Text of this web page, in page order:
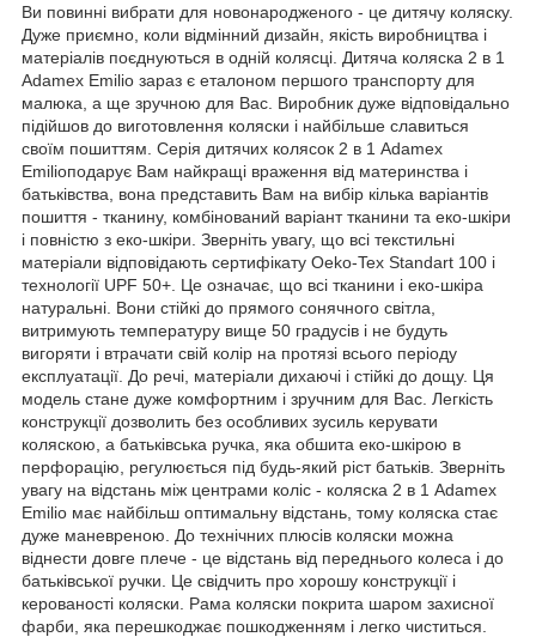
Ви повинні вибрати для новонародженого - це дитячу коляску.
Дуже приємно, коли відмінний дизайн, якість виробництва і
матеріалів поєднуються в одній колясці. Дитяча коляска 2 в 1
Adamex Emilio зараз є еталоном першого транспорту для
малюка, а ще зручною для Вас. Виробник дуже відповідально
підійшов до виготовлення коляски і найбільше славиться
своїм пошиттям. Серія дитячих колясок 2 в 1 Adamex
Emilioподарує Вам найкращі враження від материнства і
батьківства, вона представить Вам на вибір кілька варіантів
пошиття - тканину, комбінований варіант тканини та еко-шкіри
і повністю з еко-шкіри. Зверніть увагу, що всі текстильні
матеріали відповідають сертифікату Oeko-Tex Standart 100 і
технології UPF 50+. Це означає, що всі тканини і еко-шкіра
натуральні. Вони стійкі до прямого сонячного світла,
витримують температуру вище 50 градусів і не будуть
вигоряти і втрачати свій колір на протязі всього періоду
експлуатації. До речі, матеріали дихаючі і стійкі до дощу. Ця
модель стане дуже комфортним і зручним для Вас. Легкість
конструкції дозволить без особливих зусиль керувати
коляскою, а батьківська ручка, яка обшита еко-шкірою в
перфорацію, регулюється під будь-який ріст батьків. Зверніть
увагу на відстань між центрами коліс - коляска 2 в 1 Adamex
Emilio має найбільш оптимальну відстань, тому коляска стає
дуже маневреною. До технічних плюсів коляски можна
віднести довге плече - це відстань від переднього колеса і до
батьківської ручки. Це свідчить про хорошу конструкції і
керованості коляски. Рама коляски покрита шаром захисної
фарби, яка перешкоджає пошкодженням і легко чиститься.